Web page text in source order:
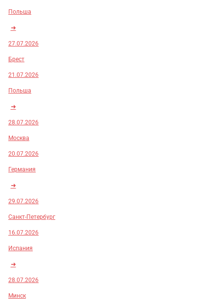
Польша
➜
27.07.2026
Брест
21.07.2026
Польша
➜
28.07.2026
Москва
20.07.2026
Германия
➜
29.07.2026
Санкт-Петербург
16.07.2026
Испания
➜
28.07.2026
Минск